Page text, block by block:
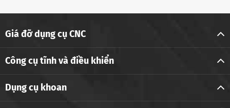
Giá đỡ dụng cụ CNC
Công cụ tĩnh và điều khiển
Dụng cụ khoan